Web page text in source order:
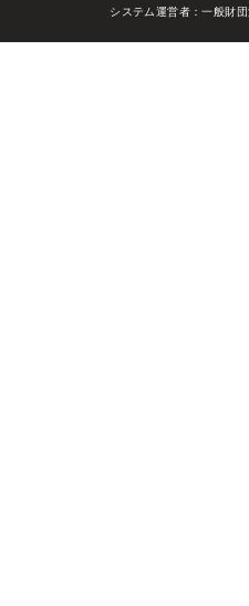
システム運営者：一般財